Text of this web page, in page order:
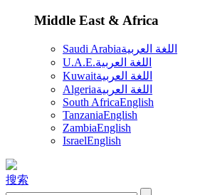
Middle East & Africa
Saudi Arabiaاللغة العربية
U.A.E.اللغة العربية
Kuwaitاللغة العربية
Algeriaاللغة العربية
South AfricaEnglish
TanzaniaEnglish
ZambiaEnglish
IsraelEnglish
搜索